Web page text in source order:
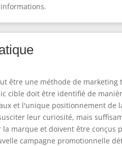
être une méthode de
cible doit être identifié de
et l'unique positionnement
leur curiosité, mais
la marque et doivent être conçus
campagne promotionnelle